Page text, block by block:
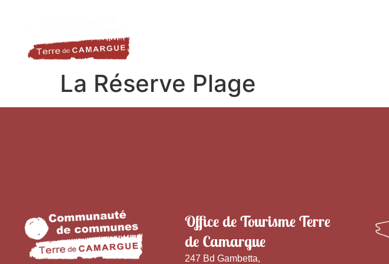
La Réserve Plage
Office de Tourisme Terre
de Camargue
247 Bd Gambetta,